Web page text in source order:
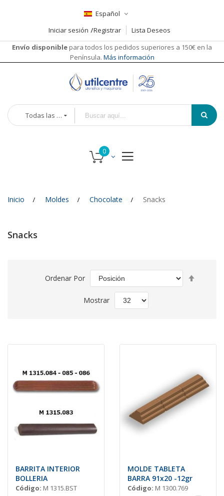
Español
Iniciar sesión
Registrar
Lista Deseos
Envío disponible para todos los pedidos superiores a 150€ en la
Península. Más información
Todas las categorías
Inicio Moldes Chocolate Snacks
Snacks
Ordenar Por
Mostrar
BARRITA INTERIOR
BOLLERIA
Código: M 1315.BST
MOLDE TABLETA
BARRA 91x20 -12gr
Código: M 1300.769